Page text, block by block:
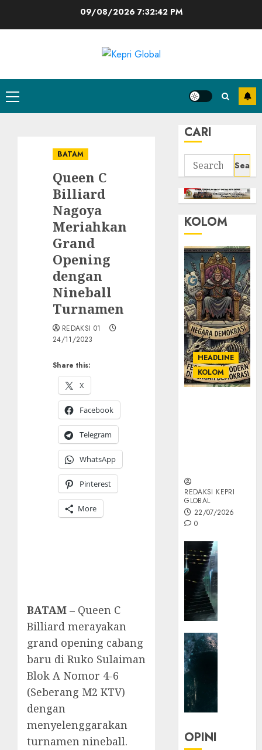
09/08/2026 7:32:43 PM
Primary
Menu
BATAM
Queen C
Billiard
Nagoya
Meriahkan
Grand
Opening
dengan
Nineball
Turnamen
Share this:
X
Facebook
Telegram
WhatsApp
Pinterest
More
REDAKSI 01
24/11/2023
BATAM – Queen C
Billiard merayakan
grand opening cabang
baru di Ruko Sulaiman
Blok A Nomor 4-6
(Seberang M2 KTV)
dengan
menyelenggarakan
turnamen nineball.
CARI
Search
for:
KOLOM
HEADLINE
KOLOM
REDAKSI KEPRI
GLOBAL
22/07/2026
0
OPINI